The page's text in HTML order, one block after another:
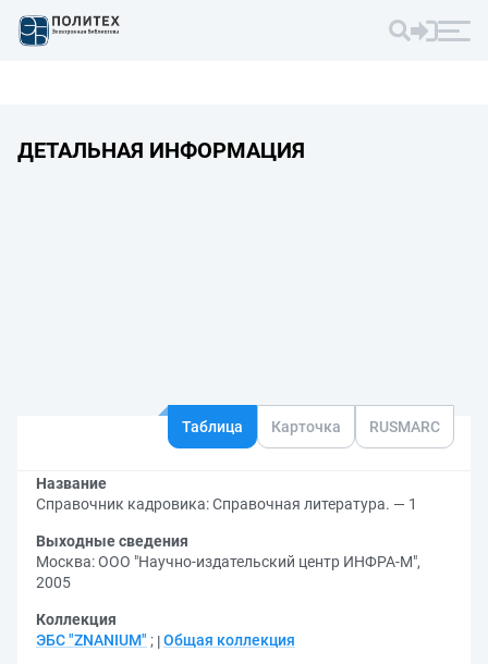
ДЕТАЛЬНАЯ ИНФОРМАЦИЯ
Таблица Карточка RUSMARC
Название
Справочник кадровика: Справочная литература. — 1
Выходные сведения
Москва: ООО "Научно-издательский центр ИНФРА-М",
2005
Коллекция
ЭБС "ZNANIUM" ; Общая коллекция